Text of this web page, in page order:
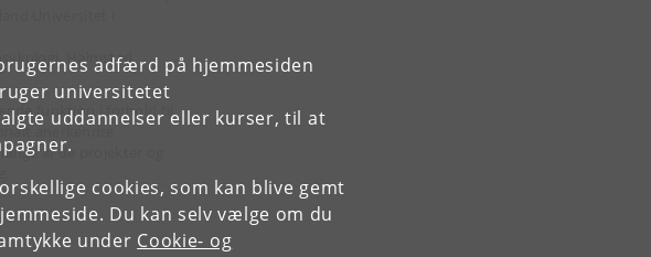
adfærd på hjemmesiden
universitetet
uddannelser eller kurser, til at
cookies, som kan blive gemt
Du kan selv vælge om du
under Cookie- og
Universitet i
Halmstad
funktion i forhold til
anerkendte
af de projekter og